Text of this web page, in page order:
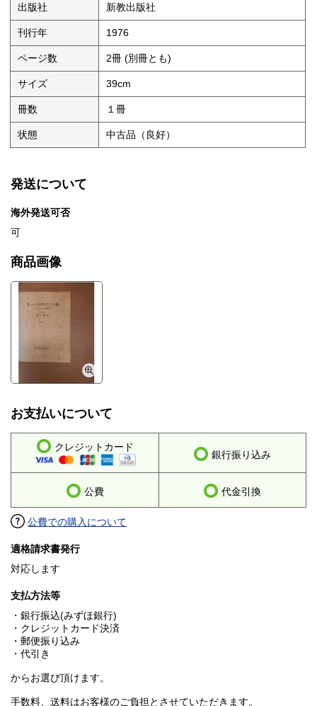
出版社 新教出版社
刊行年 1976
ページ数 2冊 (別冊とも)
サイズ 39cm
冊数 １冊
状態 中古品（良好）
発送について
海外発送可否
可
商品画像
お支払いについて
クレジットカード
銀行振り込み
公費 代金引換
公費での購入について
適格請求書発行
対応します
支払方法等
・銀行振込(みずほ銀行)
・クレジットカード決済
・郵便振り込み
・代引き
からお選び頂けます。
手数料、送料はお客様のご負担とさせていただきます。